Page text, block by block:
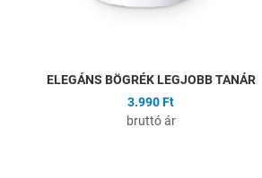
ELEGÁNS BÖGRÉK LEGJOBB TANÁR
3.990 Ft
bruttó ár